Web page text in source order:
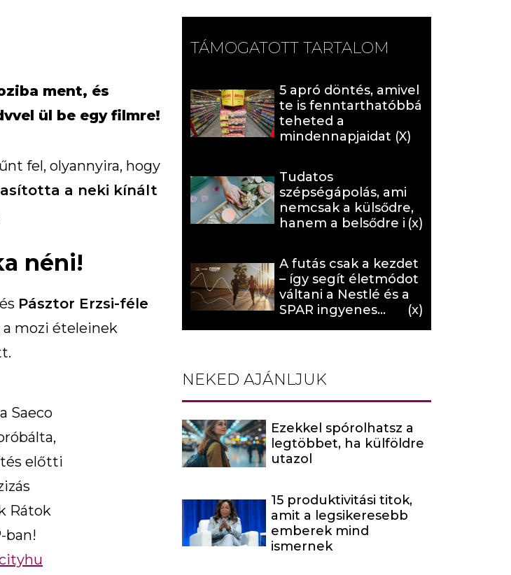
ment, és
ül be egy filmre!
fel, olyannyira, hogy
a neki kínált
néni!
Pásztor Erzsi-féle
mozi ételeinek
Saeco
előtti
Rátok
ban!
TÁMOGATOTT TARTALOM
5 apró döntés, amivel
te is fenntarthatóbbá
teheted a
mindennapjaidat (X)
Tudatos
szépségápolás, ami
nemcsak a külsődre,
hanem a belsődre is
A futás csak a kezdet
– így segít életmódot
váltani a Nestlé és a
SPAR ingyenes
NEKED AJÁNLJUK
Ezekkel spórolhatsz a
legtöbbet, ha külföldre
utazol
15 produktivitási titok,
amit a legsikeresebb
emberek mind
ismernek